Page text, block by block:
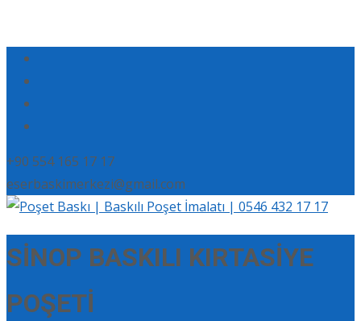
+90 554 165 17 17
eserbaskimerkezi@gmail.com
SİNOP BASKILI KIRTASİYE
POŞETİ